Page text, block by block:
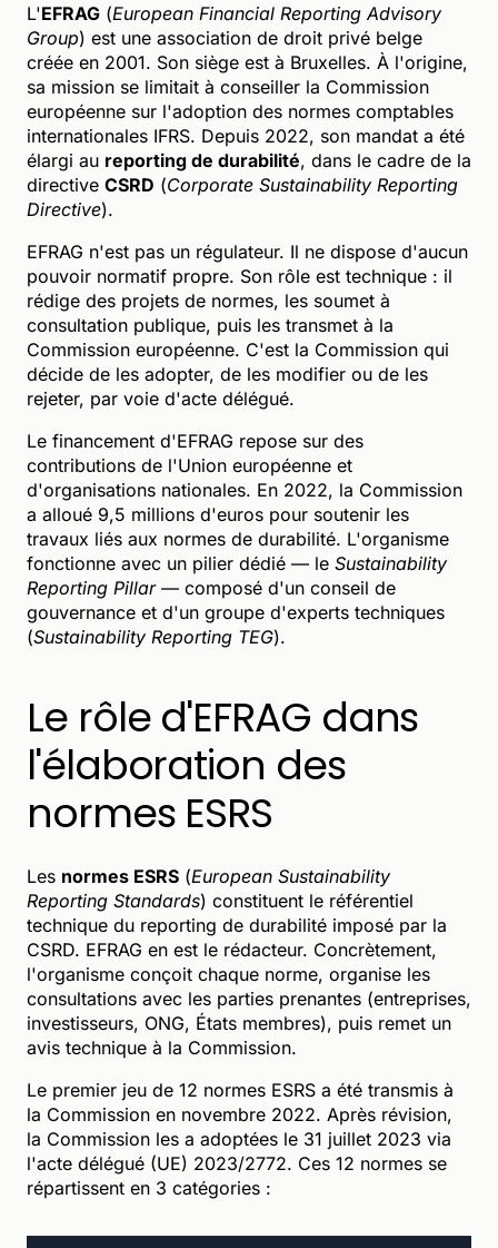
L'EFRAG (European Financial Reporting Advisory
Group) est une association de droit privé belge
créée en 2001. Son siège est à Bruxelles. À l'origine,
sa mission se limitait à conseiller la Commission
européenne sur l'adoption des normes comptables
internationales IFRS. Depuis 2022, son mandat a été
élargi au reporting de durabilité, dans le cadre de la
directive CSRD (Corporate Sustainability Reporting
Directive).
EFRAG n'est pas un régulateur. Il ne dispose d'aucun
pouvoir normatif propre. Son rôle est technique : il
rédige des projets de normes, les soumet à
consultation publique, puis les transmet à la
Commission européenne. C'est la Commission qui
décide de les adopter, de les modifier ou de les
rejeter, par voie d'acte délégué.
Le financement d'EFRAG repose sur des
contributions de l'Union européenne et
d'organisations nationales. En 2022, la Commission
a alloué 9,5 millions d'euros pour soutenir les
travaux liés aux normes de durabilité. L'organisme
fonctionne avec un pilier dédié — le Sustainability
Reporting Pillar— composé d'un conseil de
gouvernance et d'un groupe d'experts techniques
(Sustainability Reporting TEG).
Le rôle d'EFRAG dans
l'élaboration des
normes ESRS
Les normes ESRS (European Sustainability
Reporting Standards) constituent le référentiel
technique du reporting de durabilité imposé par la
CSRD. EFRAG en est le rédacteur. Concrètement,
l'organisme conçoit chaque norme, organise les
consultations avec les parties prenantes (entreprises,
investisseurs, ONG, États membres), puis remet un
avis technique à la Commission.
Le premier jeu de 12 normes ESRS a été transmis à
la Commission en novembre 2022. Après révision,
la Commission les a adoptées le 31 juillet 2023 via
l'acte délégué (UE) 2023/2772. Ces 12 normes se
répartissent en 3 catégories :